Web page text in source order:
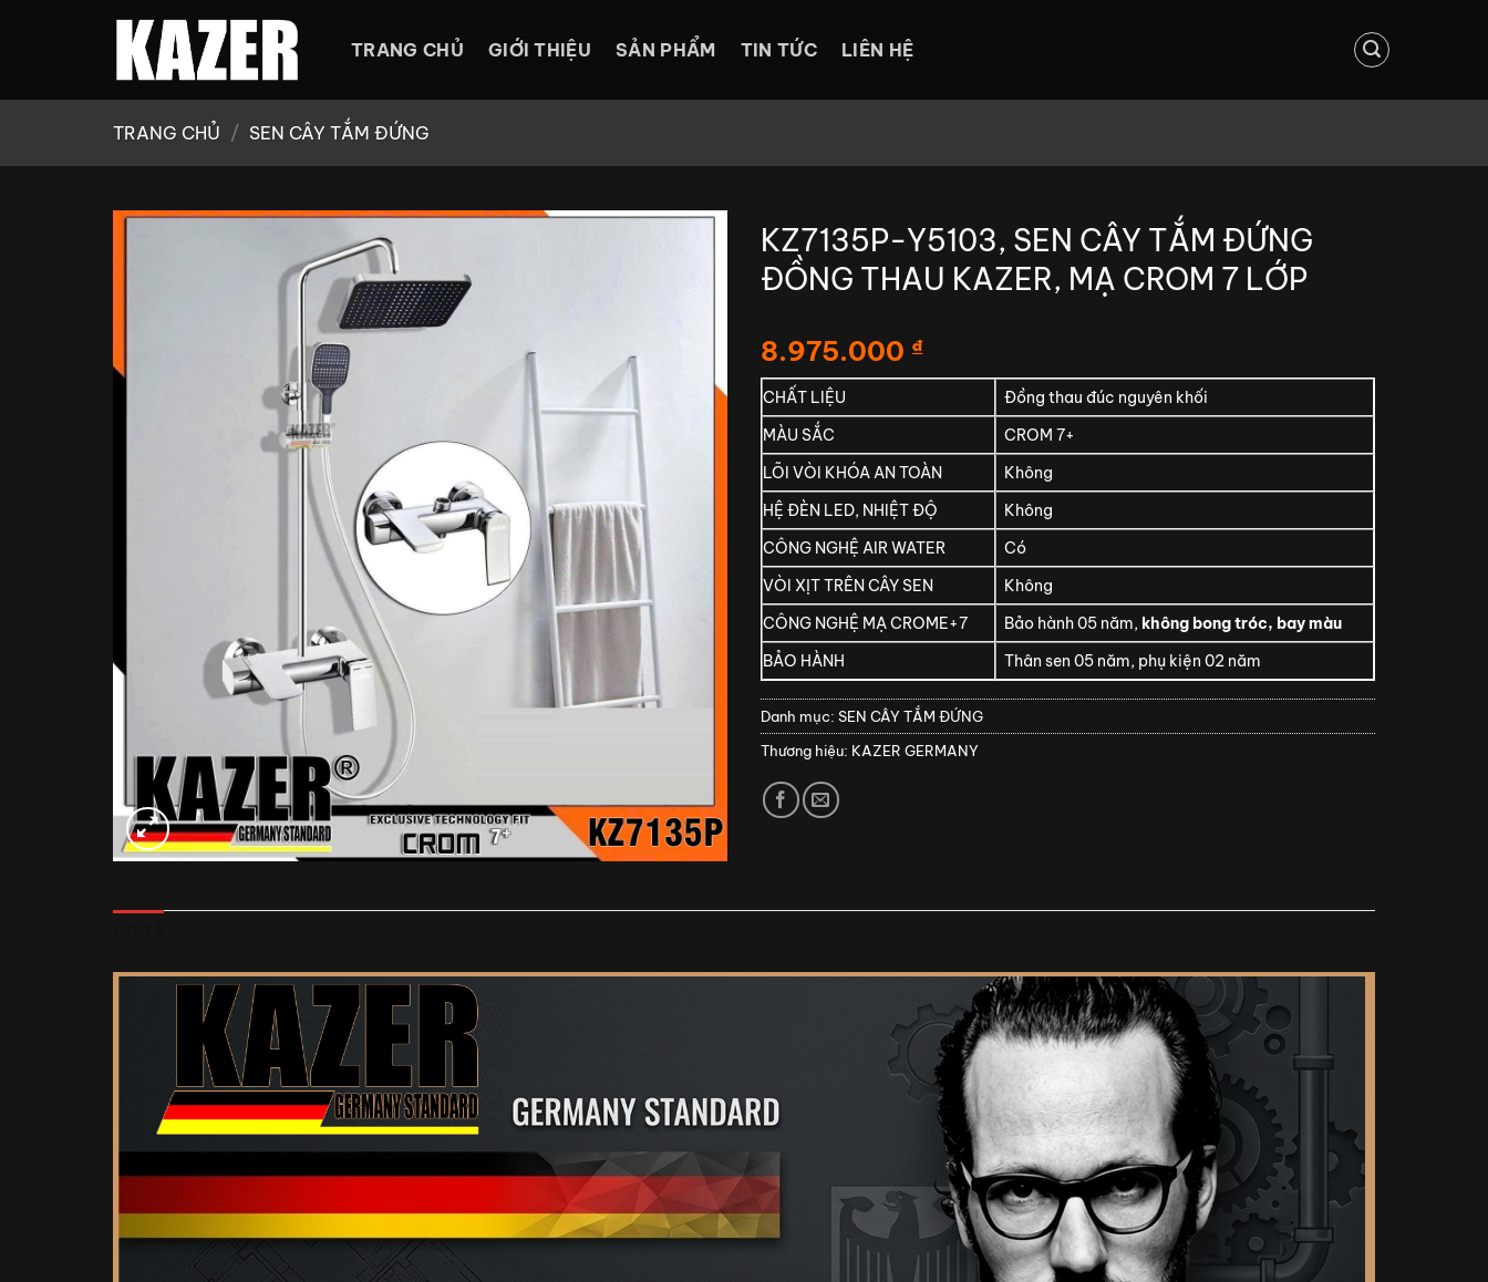
dung
TRANG CHỦ GIỚI THIỆU SẢN PHẨM TIN TỨC LIÊN HỆ
TRANG CHỦ / SEN CÂY TẮM ĐỨNG
KZ7135P-Y5103, SEN CÂY TẮM ĐỨNG
ĐỒNG THAU KAZER, MẠ CROM 7 LỚP
8.975.000 ₫
CHẤT LIỆU
Đồng thau đúc nguyên khối
MÀU SẮC
CROM 7+
LÕI VÒI KHÓA AN TOÀN
Không
HỆ ĐÈN LED, NHIỆT ĐỘ
Không
CÔNG NGHỆ AIR WATER
Có
VÒI XỊT TRÊN CÂY SEN
Không
CÔNG NGHỆ MẠ CROME+7
Bảo hành 05 năm, không bong tróc, bay màu
BẢO HÀNH
Thân sen 05 năm, phụ kiện 02 năm
Danh mục: SEN CÂY TẮM ĐỨNG
Thương hiệu: KAZER GERMANY